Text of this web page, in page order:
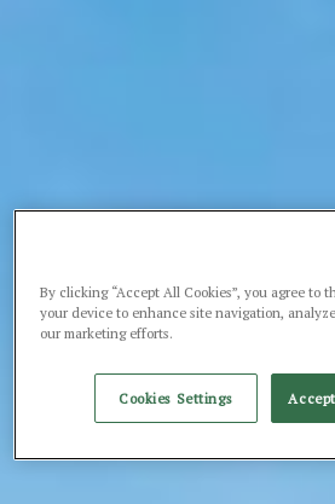
By clicking “Accept All Cookies”, you agree to
your device to enhance site navigation,
our marketing efforts.
Cookies Settings